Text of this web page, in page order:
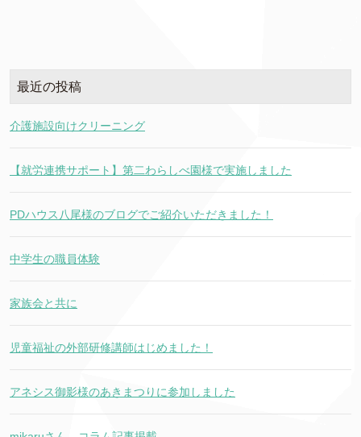
最近の投稿
介護施設向けクリーニング
【就労連携サポート】第二わらしべ園様で実施しました
PDハウス八尾様のブログでご紹介いただきました！
中学生の職員体験
家族会と共に
児童福祉の外部研修講師はじめました！
アネシス御影様のあきまつりに参加しました